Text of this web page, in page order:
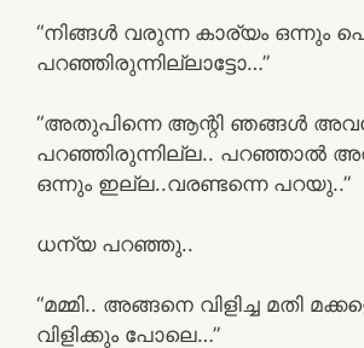
“നിങ്ങൾ വരുന്ന കാര്യം ഒന്നും
പറഞ്ഞിരുന്നില്ലാട്ടോ…”
“അതുപിന്നെ ആന്റി ഞങ്ങൾ
പറഞ്ഞിരുന്നില്ല.. പറഞ്ഞാൽ
ഒന്നും ഇല്ല..വരണ്ടന്നെ പറയു..”
ധന്യ പറഞ്ഞു..
“മമ്മി.. അങ്ങനെ വിളിച്ച മതി
വിളിക്കും പോലെ…”